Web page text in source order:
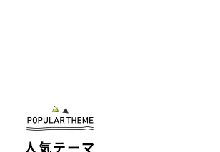
人気テーマ